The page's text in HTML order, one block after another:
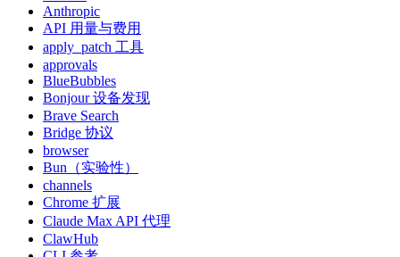
Anthropic
API 用量与费用
apply_patch 工具
approvals
BlueBubbles
Bonjour 设备发现
Brave Search
Bridge 协议
browser
Bun（实验性）
channels
Chrome 扩展
Claude Max API 代理
ClawHub